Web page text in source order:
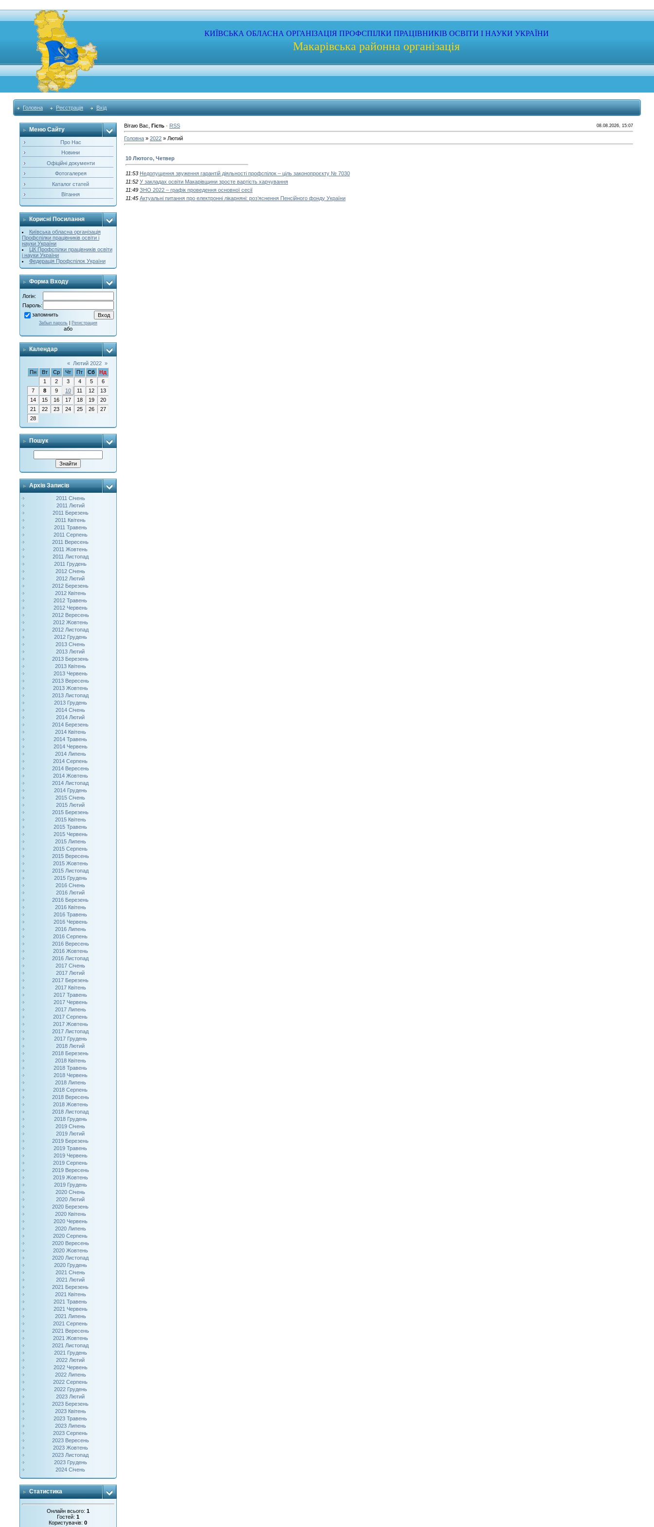
КИЇВСЬКА ОБЛАСНА ОРГАНІЗАЦІЯ ПРОФСПІЛКИ ПРАЦІВНИКІВ ОСВІТИ І НАУКИ УКРАЇНИ
Макарівська районна організація
Головна Реєстрація Вхід
Меню Сайту
Про Нас
Новини
Офіційні документи
Фотогалерея
Каталог статей
Вітання
Корисні Посилання
Київська обласна організація
Профспілки працівників освіти і
науки України
ЦК Профспілки працівників освіти
і науки України
Федерація Профспілок України
Форма Входу
Логін:
Пароль:
запомнить
Забыл пароль| Регистрация
або
Календар
« Лютий 2022 »
Пн
Вт Ср Чт Пт Сб
Нд
1
2 3 4 5
6
7
8 9 10 11 12
13
14
15 16 17 18 19
20
21
22 23 24 25 26
27
28
Пошук
Архів Записів
2011 Січень
2011 Лютий
2011 Березень
2011 Квітень
2011 Травень
2011 Серпень
2011 Вересень
2011 Жовтень
2011 Листопад
2011 Грудень
2012 Січень
2012 Лютий
2012 Березень
2012 Квітень
2012 Травень
2012 Червень
2012 Вересень
2012 Жовтень
2012 Листопад
2012 Грудень
2013 Січень
2013 Лютий
2013 Березень
2013 Квітень
2013 Червень
2013 Вересень
2013 Жовтень
2013 Листопад
2013 Грудень
2014 Січень
2014 Лютий
2014 Березень
2014 Квітень
2014 Травень
2014 Червень
2014 Липень
2014 Серпень
2014 Вересень
2014 Жовтень
2014 Листопад
2014 Грудень
2015 Січень
2015 Лютий
2015 Березень
2015 Квітень
2015 Травень
2015 Червень
2015 Липень
2015 Серпень
2015 Вересень
2015 Жовтень
2015 Листопад
2015 Грудень
2016 Січень
2016 Лютий
2016 Березень
2016 Квітень
2016 Травень
2016 Червень
2016 Липень
2016 Серпень
2016 Вересень
2016 Жовтень
2016 Листопад
2017 Січень
2017 Лютий
2017 Березень
2017 Квітень
2017 Травень
2017 Червень
2017 Липень
2017 Серпень
2017 Жовтень
2017 Листопад
2017 Грудень
2018 Лютий
2018 Березень
2018 Квітень
2018 Травень
2018 Червень
2018 Липень
2018 Серпень
2018 Вересень
2018 Жовтень
2018 Листопад
2018 Грудень
2019 Січень
2019 Лютий
2019 Березень
2019 Травень
2019 Червень
2019 Серпень
2019 Вересень
2019 Жовтень
2019 Грудень
2020 Січень
2020 Лютий
2020 Березень
2020 Квітень
2020 Червень
2020 Липень
2020 Серпень
2020 Вересень
2020 Жовтень
2020 Листопад
2020 Грудень
2021 Січень
2021 Лютий
2021 Березень
2021 Квітень
2021 Травень
2021 Червень
2021 Липень
2021 Серпень
2021 Вересень
2021 Жовтень
2021 Листопад
2021 Грудень
2022 Лютий
2022 Червень
2022 Липень
2022 Серпень
2022 Грудень
2023 Лютий
2023 Березень
2023 Квітень
2023 Травень
2023 Липень
2023 Серпень
2023 Вересень
2023 Жовтень
2023 Листопад
2023 Грудень
2024 Січень
Статистика
Онлайн всього: 1
Гостей: 1
Користувачів:0
Вітаю Вас Гість· RSS 08.08.2026, 15:07
Головна» 2022 » Лютий
10 Лютого, Четвер
11:53 Недопущення звуження гарантій діяльності профспілок – ціль законопроєкту № 7030
11:52 У закладах освіти Макарівщини зросте вартість харчування
11:49 ЗНО 2022 – графік проведення основної сесії
11:45 Актуальні питання про електронні лікарняні: роз’яснення Пенсійного фонду України